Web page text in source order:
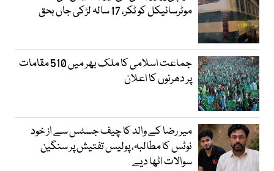
موٹرسائیکل کو ٹکر، 17 سالہ لڑکی جاں بحق
جماعت اسلامی کا ملک بھر میں 510 مقامات
پر دھرنوں کا اعلان
میر رضا کے والد کا چیف جسٹس سے از خود
نوٹس کا مطالبہ، پولیس تفتیش پر سنگین
سوالات اٹھا دیے